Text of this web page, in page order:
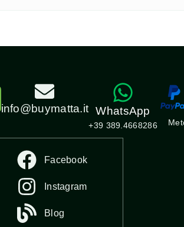
info@buymatta.it WhatsApp
+39 389.4668286
Facebook
Instagram
Blog